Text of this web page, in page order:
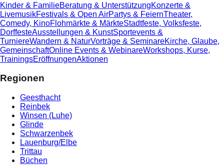
Kinder & FamilieBeratung & UnterstützungKonzerte &
LivemusikFestivals & Open AirPartys & FeiernTheater,
Comedy, KinoFlohmärkte & MärkteStadtfeste, Volksfeste,
DorffesteAusstellungen & KunstSportevents &
TurniereWandern & NaturVorträge & SeminareKirche, Glaube,
GemeinschaftOnline Events & WebinareWorkshops, Kurse,
TrainingsEröffnungenAktionen
Regionen
Geesthacht
Reinbek
Winsen (Luhe)
Glinde
Schwarzenbek
Lauenburg/Elbe
Trittau
Büchen